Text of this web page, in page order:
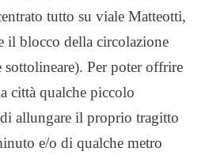
tutto su viale Matteotti,
il blocco della circolazione
sottolineare). Per poter offrire
città qualche piccolo
allungare il proprio tragitto
e/o di qualche metro